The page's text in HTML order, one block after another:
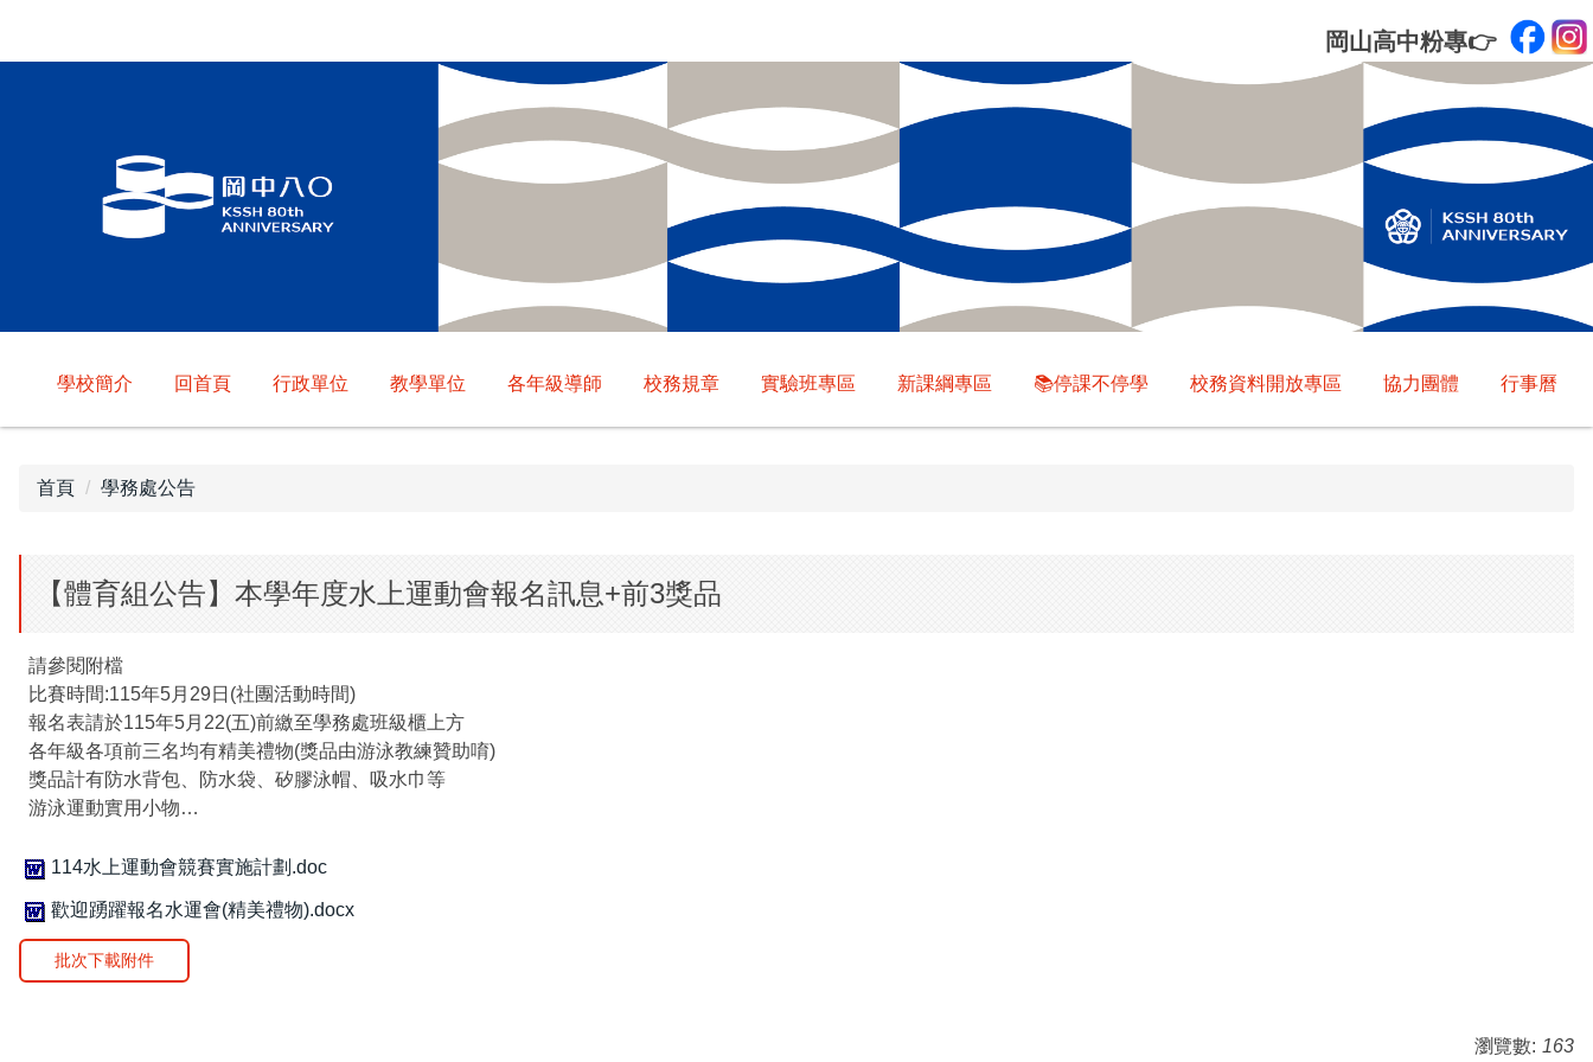
岡山高中粉專👉
學校簡介 回首頁 行政單位 教學單位 各年級導師 校務規章 實驗班專區 新課綱專區 📚停課不停學 校務資料開放專區 協力團體 行事曆
首頁 學務處公告
【體育組公告】本學年度水上運動會報名訊息+前3獎品
請參閱附檔
比賽時間:115年5月29日(社團活動時間)
報名表請於115年5月22(五)前繳至學務處班級櫃上方
各年級各項前三名均有精美禮物(獎品由游泳教練贊助唷)
獎品計有防水背包、防水袋、矽膠泳帽、吸水巾等
游泳運動實用小物…
114水上運動會競賽實施計劃.doc
歡迎踴躍報名水運會(精美禮物).docx
批次下載附件
瀏覽數: 163